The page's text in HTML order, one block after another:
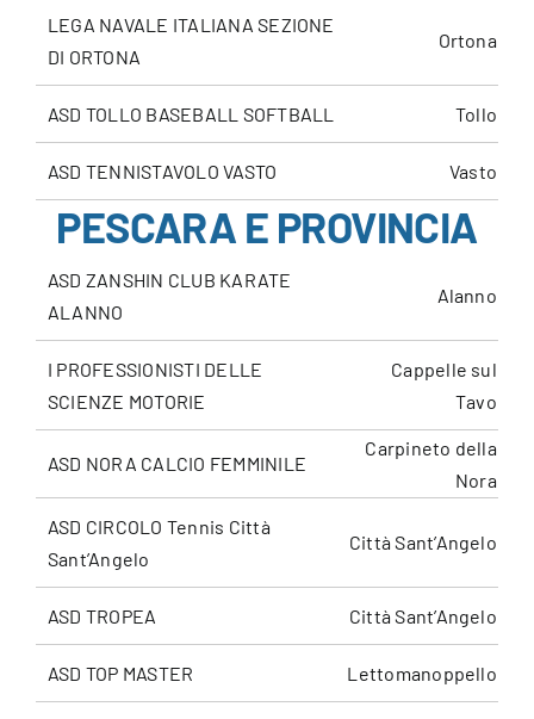
LEGA NAVALE ITALIANA SEZIONE
DI ORTONA
Ortona
ASD TOLLO BASEBALL SOFTBALL Tollo
ASD TENNISTAVOLO VASTO Vasto
PESCARA E PROVINCIA
ASD ZANSHIN CLUB KARATE
ALANNO
Alanno
I PROFESSIONISTI DELLE
SCIENZE MOTORIE
Cappelle sul
Tavo
ASD NORA CALCIO FEMMINILE
Carpineto della
Nora
ASD CIRCOLO Tennis Città
Sant’Angelo
Città Sant’Angelo
ASD TROPEA Città Sant’Angelo
ASD TOP MASTER Lettomanoppello